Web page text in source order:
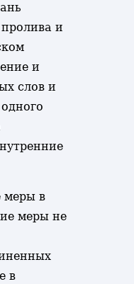
и
и
слов и
меры в
меры не
в